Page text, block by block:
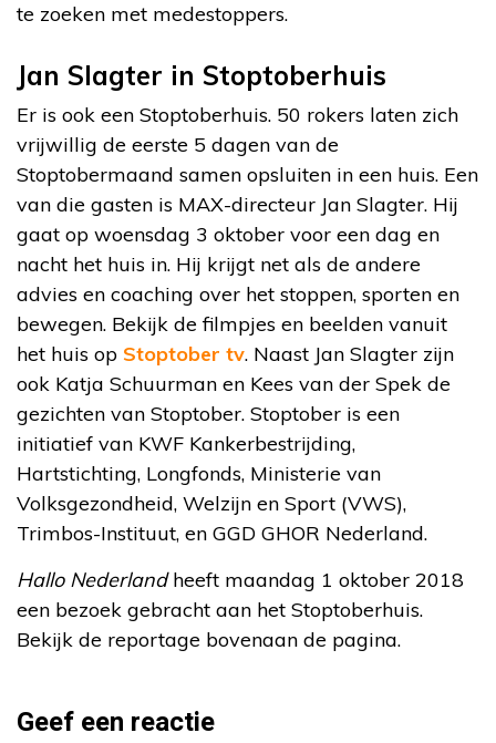
te zoeken met medestoppers.
Jan Slagter in Stoptoberhuis
Er is ook een Stoptoberhuis. 50 rokers laten zich
vrijwillig de eerste 5 dagen van de
Stoptobermaand samen opsluiten in een huis. Een
van die gasten is MAX-directeur Jan Slagter. Hij
gaat op woensdag 3 oktober voor een dag en
nacht het huis in. Hij krijgt net als de andere
advies en coaching over het stoppen, sporten en
bewegen. Bekijk de filmpjes en beelden vanuit
het huis op Stoptober tv. Naast Jan Slagter zijn
ook Katja Schuurman en Kees van der Spek de
gezichten van Stoptober. Stoptober is een
initiatief van KWF Kankerbestrijding,
Hartstichting, Longfonds, Ministerie van
Volksgezondheid, Welzijn en Sport (VWS),
Trimbos-Instituut, en GGD GHOR Nederland.
Hallo Nederlandheeft maandag 1 oktober 2018
een bezoek gebracht aan het Stoptoberhuis.
Bekijk de reportage bovenaan de pagina.
Geef een reactie